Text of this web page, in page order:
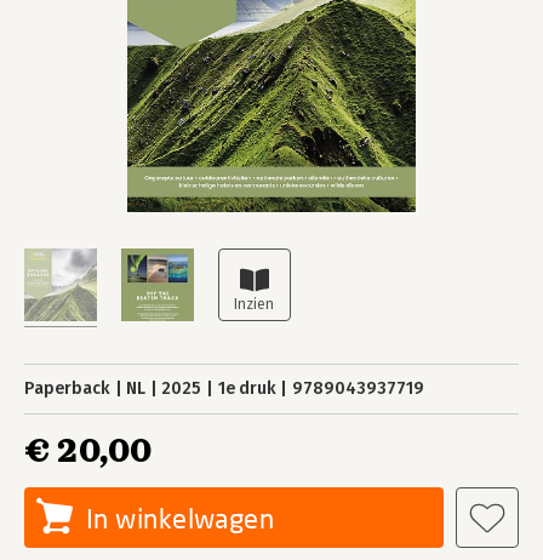
Paperback NL 2025 1e druk 9789043937719
€ 20,00
In winkelwagen